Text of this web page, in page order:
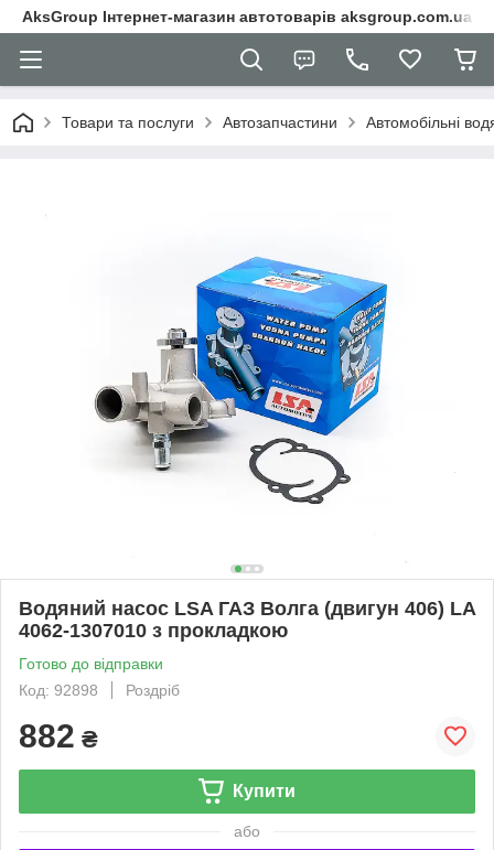
AksGroup Інтернет-магазин автотоварів aksgroup.com.ua
Товари та послуги Автозапчастини Автомобільні
Водяний насос LSA ГАЗ Волга (двигун 406) LA
4062-1307010 з прокладкою
Готово до відправки
Код: 92898
Роздріб
882 ₴
Купити
або